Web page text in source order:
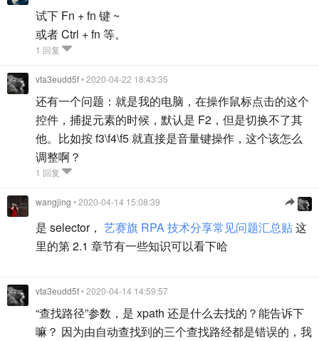
试下 Fn + fn 键 ~
或者 Ctrl + fn 等。
1 回复
vta3eudd5f• 2020-04-22 18:43:35
还有一个问题：就是我的电脑，在操作鼠标点击的这个
控件，捕捉元素的时候，默认是 F2，但是切换不了其
他。比如按 f3\f4\f5 就直接是音量键操作，这个该怎么
调整啊？
1 回复
wangjing • 2020-04-14 15:08:39
是 selector， 艺赛旗 RPA 技术分享常见问题汇总贴这
里的第 2.1 章节有一些知识可以看下哈
vta3eudd5f• 2020-04-14 14:59:57
“查找路径”参数，是 xpath 还是什么去找的？能告诉下
嘛？ 因为由自动查找到的三个查找路经都是错误的，我